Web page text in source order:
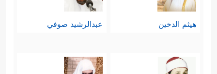
مِّثۡلَ ذَنُوبِ أَصۡحَـٰبِهِمۡ فَلَا یَسۡتَعۡجِلُونِ
هيثم الدخين عبدالرشيد صوفي